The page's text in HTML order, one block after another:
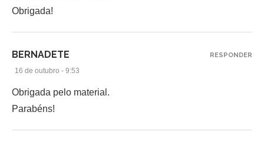
Obrigada!
BERNADETE
16 de outubro - 9:53
Obrigada pelo material.
Parabéns!
RESPONDER